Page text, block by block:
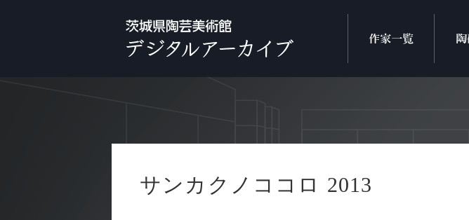
サンカクノココロ 2013